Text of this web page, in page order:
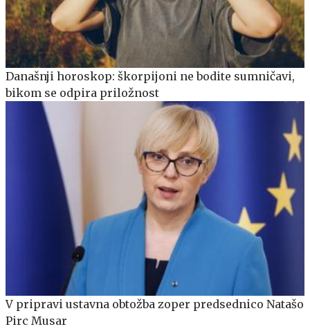
Današnji horoskop: škorpijoni ne bodite sumničavi,
bikom se odpira priložnost
V pripravi ustavna obtožba zoper predsednico Natašo
Pirc Musar